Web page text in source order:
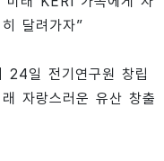
달려가자”
24일 전기연구원 창립
자랑스러운 유산 창출